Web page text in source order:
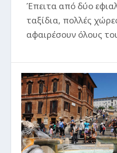
Έπειτα από δύο
ταξίδια, πολλές
αφαιρέσουν όλους